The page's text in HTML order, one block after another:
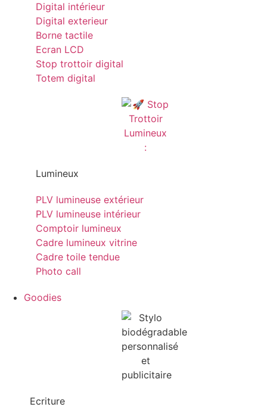
Digital intérieur
Digital exterieur
Borne tactile
Ecran LCD
Stop trottoir digital
Totem digital
Lumineux
PLV lumineuse extérieur
PLV lumineuse intérieur
Comptoir lumineux
Cadre lumineux vitrine
Cadre toile tendue
Photo call
Goodies
Ecriture